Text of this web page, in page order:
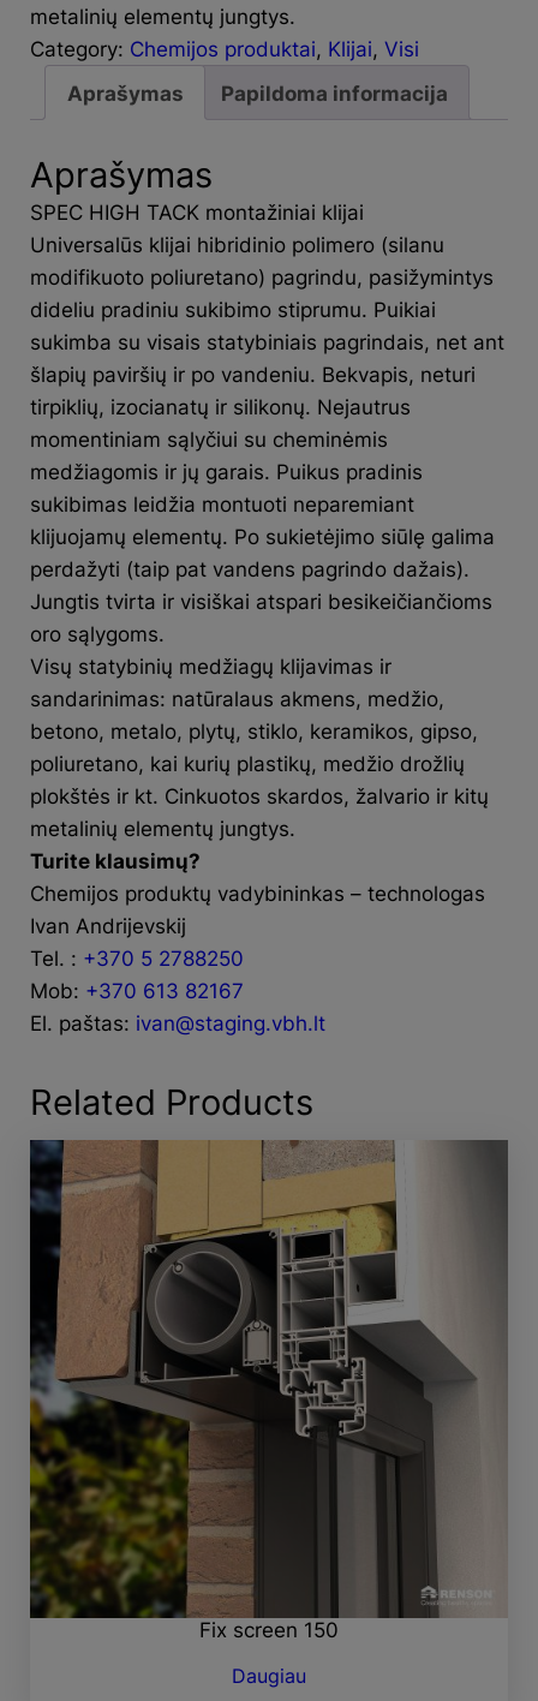
metalinių elementų jungtys.
Category: Chemijos produktai, Klijai, Visi
Aprašymas
Papildoma informacija
Aprašymas
SPEC HIGH TACK montažiniai klijai
Universalūs klijai hibridinio polimero (silanu
modifikuoto poliuretano) pagrindu, pasižymintys
dideliu pradiniu sukibimo stiprumu. Puikiai
sukimba su visais statybiniais pagrindais, net ant
šlapių paviršių ir po vandeniu. Bekvapis, neturi
tirpiklių, izocianatų ir silikonų. Nejautrus
momentiniam sąlyčiui su cheminėmis
medžiagomis ir jų garais. Puikus pradinis
sukibimas leidžia montuoti neparemiant
klijuojamų elementų. Po sukietėjimo siūlę galima
perdažyti (taip pat vandens pagrindo dažais).
Jungtis tvirta ir visiškai atspari besikeičiančioms
oro sąlygoms.
Visų statybinių medžiagų klijavimas ir
sandarinimas: natūralaus akmens, medžio,
betono, metalo, plytų, stiklo, keramikos, gipso,
poliuretano, kai kurių plastikų, medžio drožlių
plokštės ir kt. Cinkuotos skardos, žalvario ir kitų
metalinių elementų jungtys.
Turite klausimų?
Chemijos produktų vadybininkas – technologas
Ivan Andrijevskij
Tel. : +370 5 2788250
Mob: +370 613 82167
El. paštas: ivan@staging.vbh.lt
Related Products
Fix screen 150
Daugiau